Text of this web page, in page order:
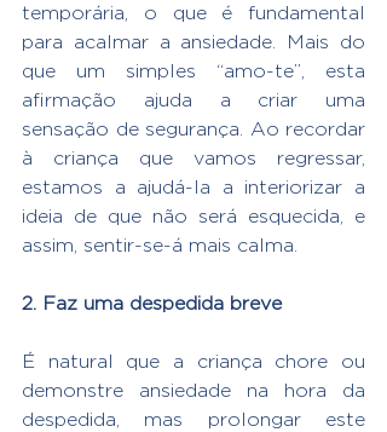
temporária, o que é fundamental
para acalmar a ansiedade. Mais do
que um simples “amo-te”, esta
afirmação ajuda a criar uma
sensação de segurança. Ao recordar
à criança que vamos regressar,
estamos a ajudá-la a interiorizar a
ideia de que não será esquecida, e
assim, sentir-se-á mais calma.
2. Faz uma despedida breve
É natural que a criança chore ou
demonstre ansiedade na hora da
despedida, mas prolongar este